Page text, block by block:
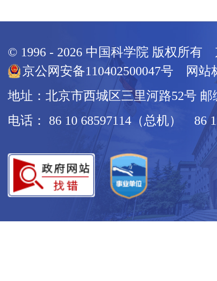
© 1996 - 2026 中国科学院 版权所有
京公网安备110402500047号 网站
地址：北京市西城区三里河路52号 邮
电话： 86 10 68597114（总机） 86